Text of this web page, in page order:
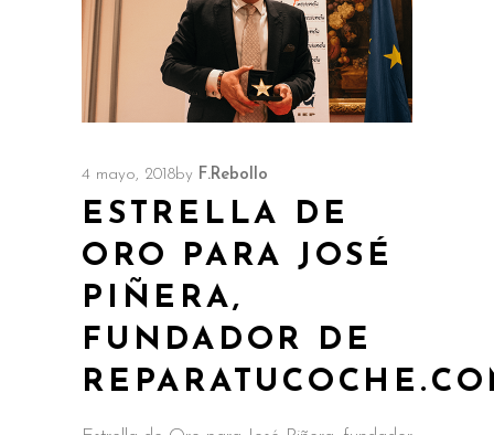
4 mayo, 2018by F.Rebollo
ESTRELLA DE
ORO PARA JOSÉ
PIÑERA,
FUNDADOR DE